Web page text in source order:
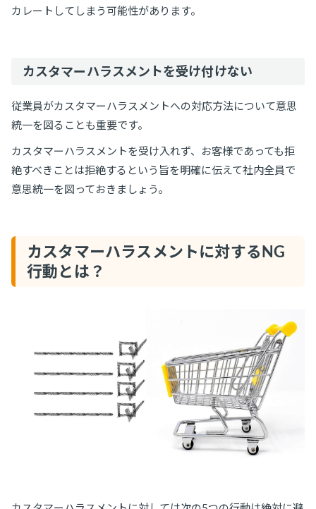
カレートしてしまう可能性があります。
カスタマーハラスメントを受け付けない
従業員がカスタマーハラスメントへの対応方法について意思
統一を図ることも重要です。
カスタマーハラスメントを受け入れず、お客様であっても拒
絶すべきことは拒絶するという旨を明確に伝えて社内全員で
意思統一を図っておきましょう。
カスタマーハラスメントに対するNG
行動とは？